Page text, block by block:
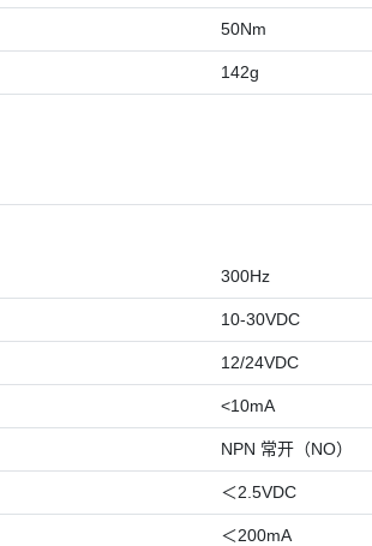
50Nm
142g
300Hz
10-30VDC
12/24VDC
<10mA
NPN 常开（NO）
＜2.5VDC
＜200mA